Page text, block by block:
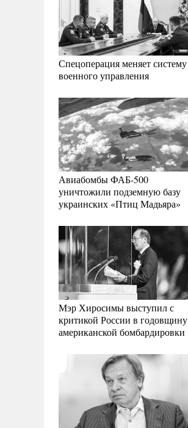
Спецоперация меняет систему
военного управления
Авиабомбы ФАБ-500
уничтожили подземную базу
украинских «Птиц Мадьяра»
Мэр Хиросимы выступил с
критикой России в годовщину
американской бомбардировки